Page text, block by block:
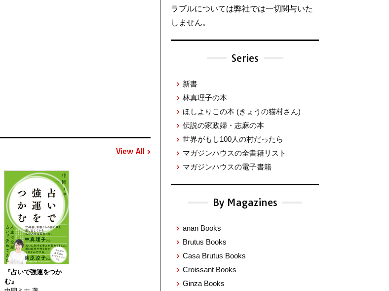
View All
『占いで強運をつか
む』
ラブルについては弊社では一切関与いた
しません。
Series
新書
林真理子の本
ほしよりこの本 (きょうの猫村さん)
伝説の家政婦・志麻の本
世界がもし100人の村だったら
マガジンハウスの全書籍リスト
マガジンハウスの電子書籍
By Magazines
anan Books
Brutus Books
Casa Brutus Books
Croissant Books
Ginza Books